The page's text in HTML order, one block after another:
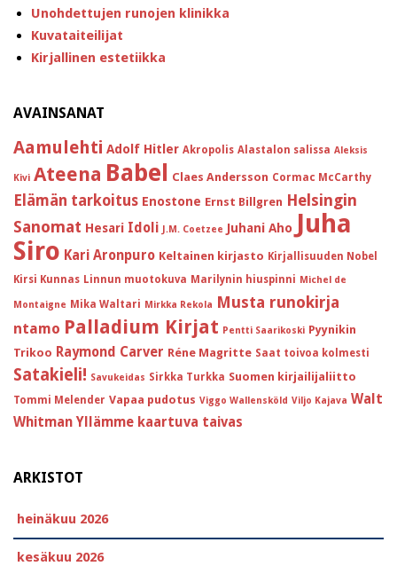
Unohdettujen runojen klinikka
Kuvataiteilijat
Kirjallinen estetiikka
AVAINSANAT
Aamulehti Adolf Hitler Akropolis Alastalon salissa Aleksis
Kivi Ateena Babel Claes Andersson Cormac McCarthy
Elämän tarkoitus Enostone Ernst Billgren Helsingin
Sanomat Hesari Idoli J.M. Coetzee Juhani Aho Juha
Siro Kari Aronpuro Keltainen kirjasto Kirjallisuuden Nobel
Kirsi Kunnas Linnun muotokuva Marilynin hiuspinni Michel de
Montaigne Mika Waltari Mirkka Rekola Musta runokirja
ntamo Palladium Kirjat Pentti Saarikoski Pyynikin
Trikoo Raymond Carver Réne Magritte Saat toivoa kolmesti
Satakieli! Savukeidas Sirkka Turkka Suomen kirjailijaliitto
Tommi Melender Vapaa pudotus Viggo Wallensköld Viljo Kajava Walt
Whitman Yllämme kaartuva taivas
ARKISTOT
heinäkuu 2026
kesäkuu 2026